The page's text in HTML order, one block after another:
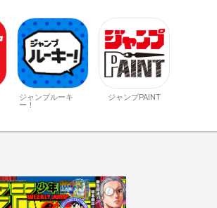
ジャンプルーキ
ー！
ジャンプPAINT